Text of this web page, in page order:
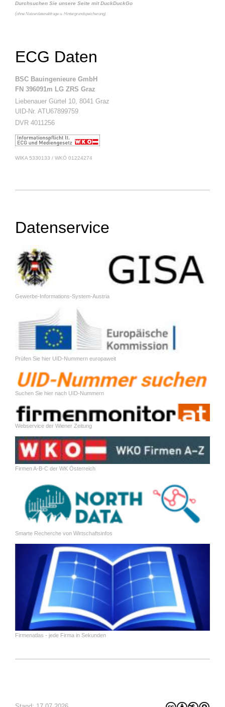
Durchsuchen Sie unsere Seite mit DuckDuckGo
(ohne Nutzerdatenabfrage u. Hintergrundspeicherung)
ECG Daten
BSC Bauingenieure GmbH
FN 396091m LG ZRS Graz
Liebenauer Gürtel 10, 8041 Graz
UID-Nr. ATU67899759
DVR 4011256
WIKA 5330133 / WKÖ 01224274
Datenservice
Gewerbe-Informations-System-Austria
Prüfen Sie hier UID-Nummern europaweit
Suchen Sie hier nach UID-Nummern
Webservice der Wiener Zeitung
Firmen A-B-C der WK Österreich
Smarte Recherche von Wirtschaftsinfos
Firmenatlas - jede Firma in Sekunden